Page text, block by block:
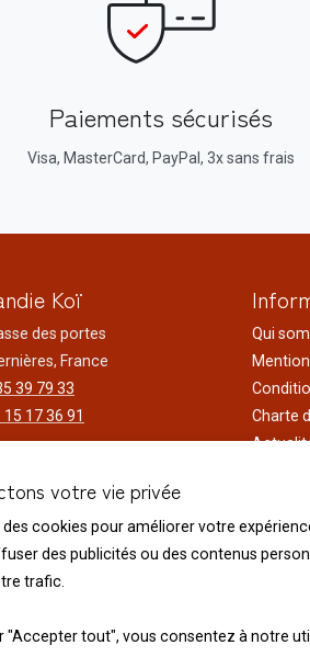
Paiements sécurisés
Visa, MasterCard, PayPal, 3x sans frais
Koï
des portes
France
39 79 33
15 17 36 91
au samedi
- 14h00 à 18h30
- 14h30 à 18h30
Fête Nationale
Qui
Charte
Liens
votre vie privée
des cookies pour améliorer votre
des publicités ou des contenus
trafic.
"Accepter tout", vous consentez à notre